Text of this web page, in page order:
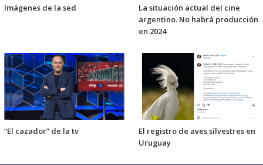
Imágenes de la sed
La situación actual del cine
argentino. No habrá producción
en 2024
“El cazador” de la tv
El registro de aves silvestres en
Uruguay